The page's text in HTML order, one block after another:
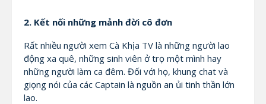
2. Kết nối những mảnh đời cô đơn
Rất nhiều người xem Cà Khịa TV là những người lao
động xa quê, những sinh viên ở trọ một mình hay
những người làm ca đêm. Đối với họ, khung chat và
giọng nói của các Captain là nguồn an ủi tinh thần lớn
lao.